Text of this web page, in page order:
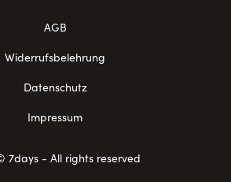
AGB
Widerrufsbelehrung
Datenschutz
Impressum
7days - All rights reserved